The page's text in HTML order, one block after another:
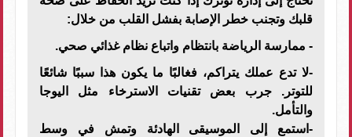
قلبك وتجنب خطر الإصابة بفشل القلب من خلال:
- ممارسة الرياضة بانتظام واتباع نظام غذائي صحي.
-لا تدع عملك يتراكم، فغالبًا ما يكون هذا سببًا شائعًا
للتوتر. جرب بعض تقنيات الاسترخاء مثل اليوجا
والتأمل.
-استمع إلى الموسيقى الهادئة وتمش في وسط